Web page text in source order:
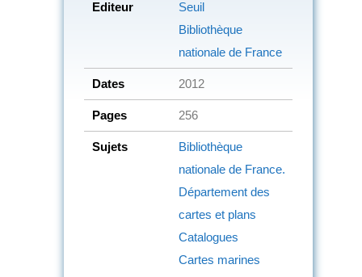
Editeur
Seuil
Bibliothèque
nationale de France
Dates 2012
Pages 256
Sujets
Bibliothèque
nationale de France.
Département des
cartes et plans
Catalogues
Cartes marines